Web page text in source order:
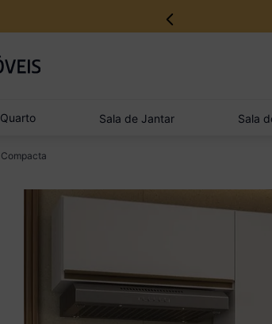
Quarto Sala de Jantar Sala
Compacta
4º
quarto